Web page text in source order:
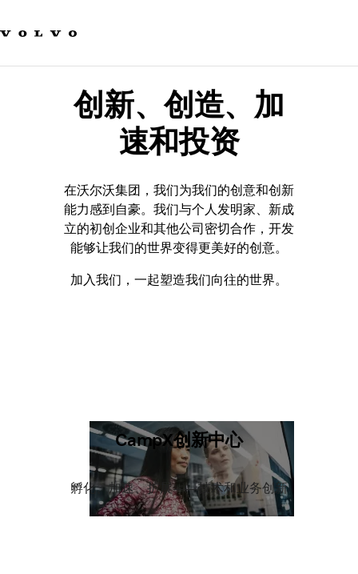
可持续发展
工作机会
新闻与媒体
关于我们
创新、创造、加
速和投资
在沃尔沃集团，我们为我们的创意和创新
能力感到自豪。我们与个人发明家、新成
立的初创企业和其他公司密切合作，开发
能够让我们的世界变得更美好的创意。
加入我们，一起塑造我们向往的世界。
CampX​创新中心
孵化、加速、扩展——技术和业务创新